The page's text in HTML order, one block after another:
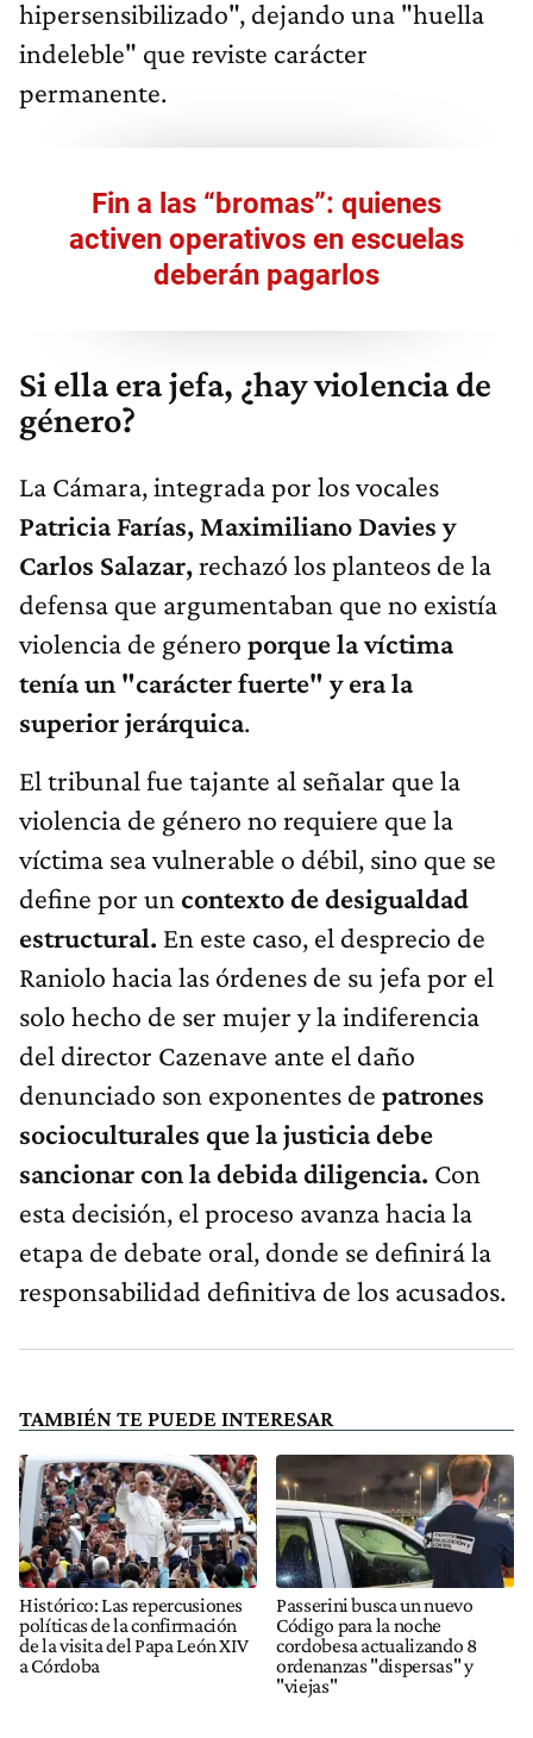
hipersensibilizado", dejando una "huella
indeleble" que reviste carácter
permanente.
Fin a las “bromas”: quienes
activen operativos en escuelas
deberán pagarlos
Si ella era jefa, ¿hay violencia de
género?
La Cámara, integrada por los vocales
Patricia Farías, Maximiliano Davies y
Carlos Salazar,rechazó los planteos de la
defensa que argumentaban que no existía
violencia de género porque la víctima
tenía un "carácter fuerte" y era la
superior jerárquica.
El tribunal fue tajante al señalar que la
violencia de género no requiere que la
víctima sea vulnerable o débil, sino que se
define por un contexto de desigualdad
estructural. En este caso, el desprecio de
Raniolo hacia las órdenes de su jefa por el
solo hecho de ser mujer y la indiferencia
del director Cazenave ante el daño
denunciado son exponentes de patrones
socioculturales que la justicia debe
sancionar con la debida diligencia. Con
esta decisión, el proceso avanza hacia la
etapa de debate oral, donde se definirá la
responsabilidad definitiva de los acusados.
TAMBIÉN TE PUEDE INTERESAR
Histórico: Las repercusiones
políticas de la confirmación
de la visita del Papa León XIV
a Córdoba
Passerini busca un nuevo
Código para la noche
cordobesa actualizando 8
ordenanzas "dispersas" y
"viejas"